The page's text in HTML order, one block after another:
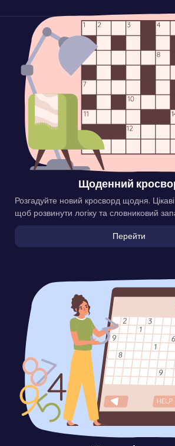
Щоденний
Розгадуйте новий кросворд щодня.
щоб розвинути логіку та словниковий
Перейти